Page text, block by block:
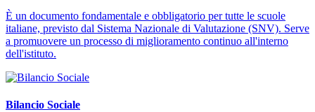
È un documento fondamentale e obbligatorio per tutte le scuole
italiane, previsto dal Sistema Nazionale di Valutazione (SNV). Serve
a promuovere un processo di miglioramento continuo all'interno
dell'istituto.
Bilancio Sociale